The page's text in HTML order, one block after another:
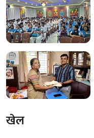
खेल